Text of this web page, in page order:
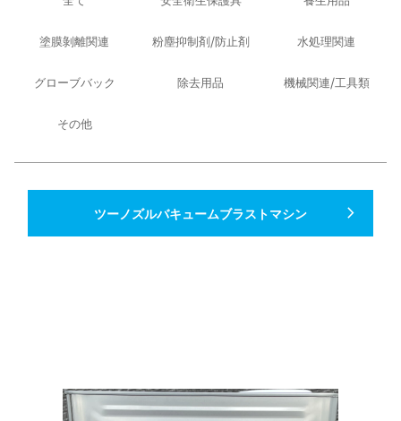
塗膜剝離関連 粉塵抑制剤/防止剤 水処理関連
グローブバック 除去用品 機械関連/工具類
その他
ツーノズルバキュームブラストマシン navigate_next